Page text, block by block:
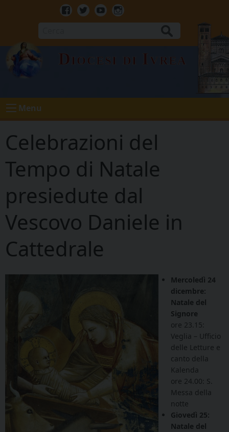
Facebook
TwitterYoutubeInstagram
Diocesi di Ivrea
Menu
Celebrazioni del
Tempo di Natale
presiedute dal
Vescovo Daniele in
Cattedrale
Mercoledì 24
dicembre:
Natale del
Signore
ore 23.15:
Veglia – Ufficio
delle Letture e
canto della
Kalenda
ore 24.00: S.
Messa della
notte
Giovedì 25:
Natale del